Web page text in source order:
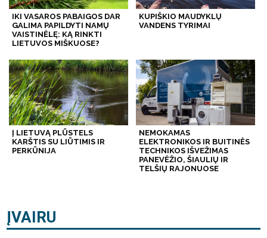
IKI VASAROS PABAIGOS DAR
GALIMA PAPILDYTI NAMŲ
VAISTINĖLĘ: KĄ RINKTI
LIETUVOS MIŠKUOSE?
KUPIŠKIO MAUDYKLŲ
VANDENS TYRIMAI
Į LIETUVĄ PLŪSTELS
KARŠTIS SU LIŪTIMIS IR
PERKŪNIJA
NEMOKAMAS
ELEKTRONIKOS IR BUITINĖS
TECHNIKOS IŠVEŽIMAS
PANEVĖŽIO, ŠIAULIŲ IR
TELŠIŲ RAJONUOSE
ĮVAIRU